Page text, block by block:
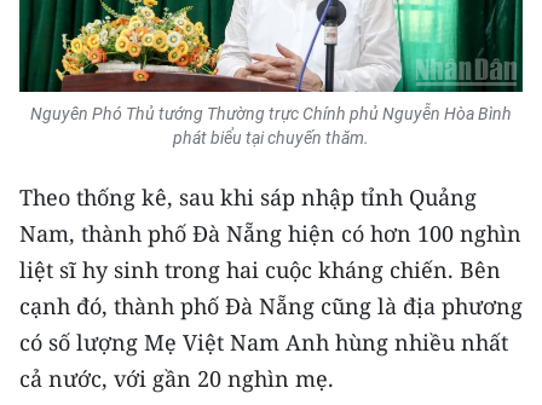
Trung du và miền núi phía Bắc
Đồng bằng sông Hồng
Duyên hải Nam Trung Bộ và Tây
Đông Nam Bộ
Đồng bằng sông Cửu Long
Chuyên trang Hà Nội
Nguyên Phó Thủ tướng Thường trực Chính phủ Nguyễn Hòa Bình
phát biểu tại chuyến thăm.
Theo thống kê, sau khi sáp nhập tỉnh Quảng
Nam, thành phố Đà Nẵng hiện có hơn 100 nghìn
liệt sĩ hy sinh trong hai cuộc kháng chiến. Bên
cạnh đó, thành phố Đà Nẵng cũng là địa phương
có số lượng Mẹ Việt Nam Anh hùng nhiều nhất
cả nước, với gần 20 nghìn mẹ.